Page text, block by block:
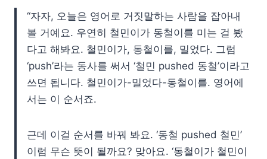
“자자, 오늘은 영어로 거짓말하는 사람을 잡아내
볼 거예요. 우연히 철민이가 동철이를 미는 걸 봤
다고 해봐요. 철민이가, 동철이를, 밀었다. 그럼
‘push’라는 동사를 써서 ‘철민 pushed 동철’이라고
쓰면 됩니다. 철민이가-밀었다-동철이를. 영어에
서는 이 순서죠.
근데 이걸 순서를 바꿔 봐요. ‘동철 pushed 철민’
이럼 무슨 뜻이 될까요? 맞아요. ‘동철이가 철민이